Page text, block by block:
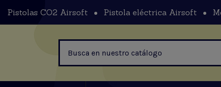
Pistolas CO2 Airsoft Pistola eléctrica Airsoft